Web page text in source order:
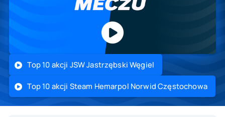
Top 10 akcji JSW Jastrzębski Węgiel
Top 10 akcji Steam Hemarpol Norwid Częstochowa